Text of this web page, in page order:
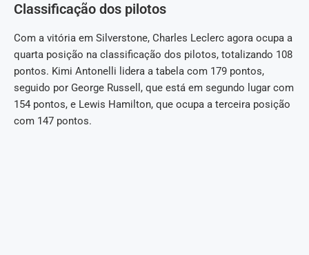
Classificação dos pilotos
Com a vitória em Silverstone, Charles Leclerc agora ocupa a
quarta posição na classificação dos pilotos, totalizando 108
pontos. Kimi Antonelli lidera a tabela com 179 pontos,
seguido por George Russell, que está em segundo lugar com
154 pontos, e Lewis Hamilton, que ocupa a terceira posição
com 147 pontos.